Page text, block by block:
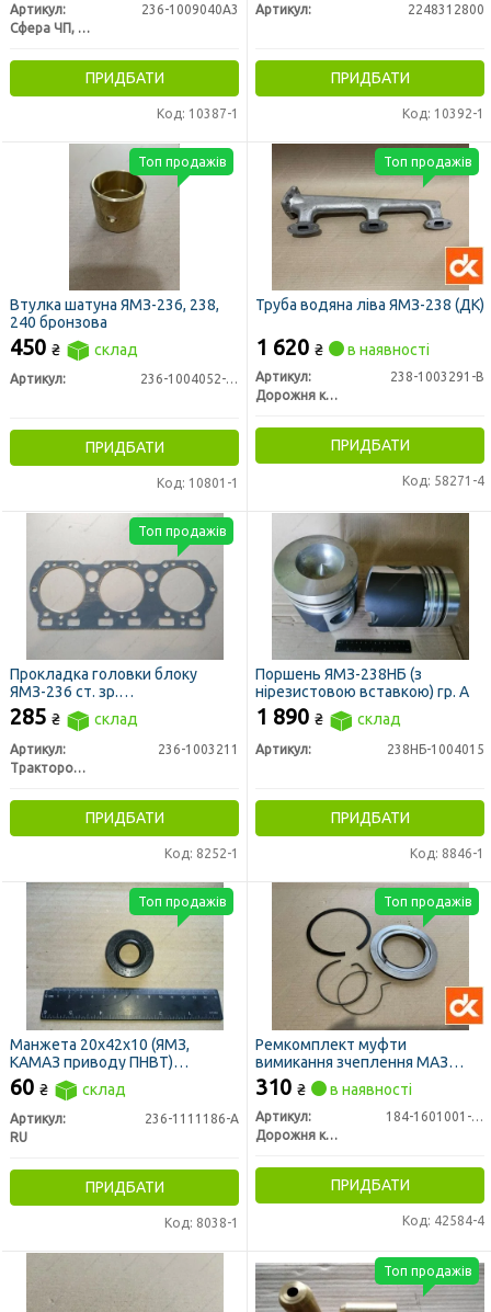
Артикул:
236-1009040А3
Сфера ЧП, Украина
ПРИДБАТИ
Код: 10387-1
Артикул: 2248312800
ПРИДБАТИ
Код: 10392-1
Втулка шатуна ЯМЗ-236, 238,
240 бронзова
450 ₴ склад
Артикул: 236-1004052-Б2
ПРИДБАТИ
Код: 10801-1
Топ продажів
Труба водяна ліва ЯМЗ-238 (ДК)
1 620 ₴ в наявності
Артикул:
238-1003291-В
Дорожня карта
ПРИДБАТИ
Код: 58271-4
Топ продажів
Прокладка головки блоку
ЯМЗ-236 ст. зр.
безазбестова(вир-во ЛЗТД)
285 ₴ склад
Артикул:
236-1003211
Трактородеталь г. Лозовая
ПРИДБАТИ
Код: 8252-1
Топ продажів
Поршень ЯМЗ-238НБ (з
нірезистовою вставкою) гр. А
1 890 ₴ склад
Артикул: 238НБ-1004015
ПРИДБАТИ
Код: 8846-1
Манжета 20х42х10 (ЯМЗ,
КАМАЗ приводу ПНВТ)
(740.1029240) (сальник)
60 ₴ склад
Артикул:
236-1111186-А
RU
ПРИДБАТИ
Код: 8038-1
Топ продажів
Ремкомплект муфти
вимикання зчеплення МАЗ
ЯМЗ-183, 184 малий (ДК)
310 ₴ в наявності
Артикул:
Дорожня карта
ПРИДБАТИ
Код: 42584-4
Топ продажів
Топ продажів